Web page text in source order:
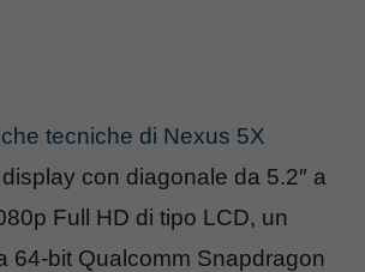
tecniche di Nexus 5X
con diagonale da 5.2″ a
Full HD di tipo LCD, un
64-bit Qualcomm Snapdragon